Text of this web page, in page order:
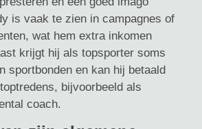
is vaak te zien in campagnes of
wat hem extra inkomen
krijgt hij als topsporter soms
sportbonden en kan hij betaald
bijvoorbeeld als
coach.